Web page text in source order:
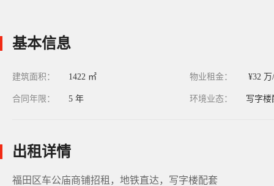
基本信息
建筑面积： 1422 ㎡ 物业租金： ¥32
合同年限： 5 年 环境业态： 写字楼
出租详情
福田区车公庙商铺招租，地铁直达，写字楼配套